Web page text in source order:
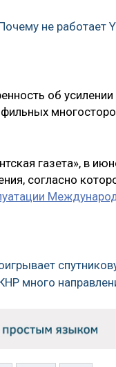
не работает
об
газета», в
согласно
много